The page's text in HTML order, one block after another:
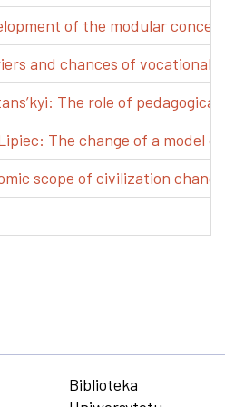
of the modular
and chances of vocational
The role of
The change of a model
scope of civilization
Biblioteka